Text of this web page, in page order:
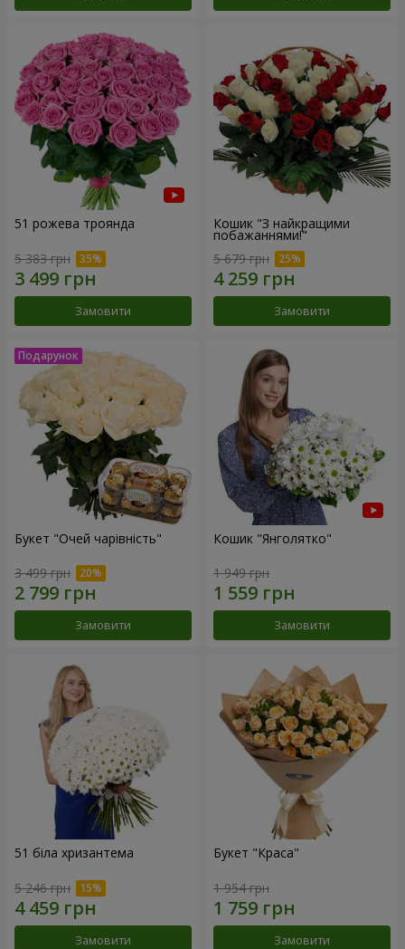
51 рожева троянда
5 383 грн
Замовити
Кошик "З найкращими
побажаннями!"
5 679 грн
Замовити
Букет "Очей чарівність"
3 499 грн
Замовити
Кошик "Янголятко"
1 949 грн
Замовити
51 біла хризантема
5 246 грн
Замовити
Букет "Краса"
1 954 грн
Замовити